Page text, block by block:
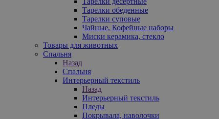
Тарелки обеденные
Тарелки суповые
Чайные, Кофейные наборы
Миски керамика, стекло
Товары для животных
Спальня
Назад
Спальня
Интерьерный текстиль
Назад
Интерьерный текстиль
Пледы
Покрывала, наволочки